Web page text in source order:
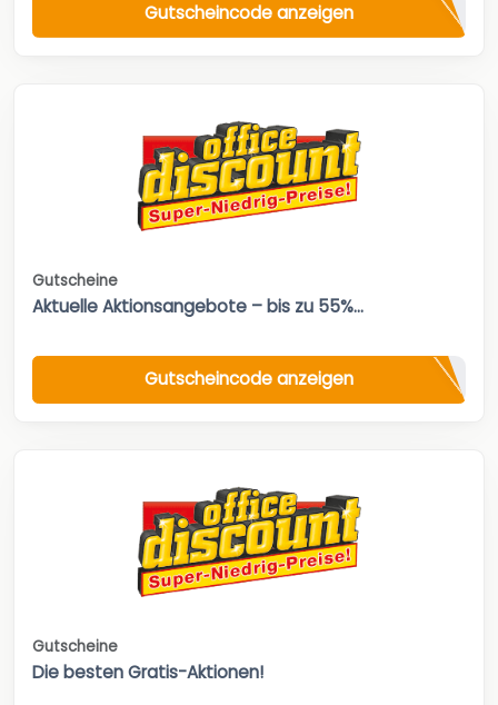
Gutscheincode anzeigen
Gutscheine
Aktuelle Aktionsangebote – bis zu 55%...
Gutscheincode anzeigen
Gutscheine
Die besten Gratis-Aktionen!